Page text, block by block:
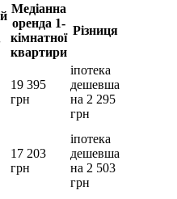
Медіанна
оренда 1-
кімнатної
квартири
Різниця
19 395
грн
іпотека
дешевша
на 2 295
грн
17 203
грн
іпотека
дешевша
на 2 503
грн